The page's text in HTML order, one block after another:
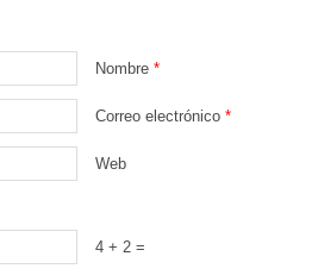
Nombre *
Correo electrónico *
Web
4 + 2 =